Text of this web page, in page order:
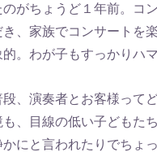
のがちょうど１年前。コ
き、家族でコンサートを
的。わが子もすっかりハ
段、演奏者とお客様って
も、目線の低い子どもた
かにと言われたりでちょ